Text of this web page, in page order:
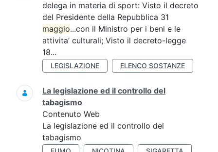
delega in materia di sport: Visto il decreto
del Presidente della Repubblica 31
maggio...con il Ministro per i beni e le
attivita’ culturali; Visto il decreto-legge
18...
LEGISLAZIONE ELENCO SOSTANZE
La legislazione ed il controllo del
tabagismo
Contenuto Web
La legislazione ed il controllo del
tabagismo